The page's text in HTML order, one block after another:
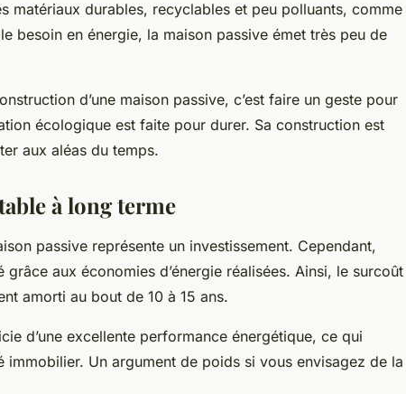
matériaux durables, recyclables et peu polluants, comme
besoin en énergie, la maison passive émet très peu de
d’une maison passive, c’est faire un geste pour
écologique est faite pour durer. Sa construction est
aux aléas du temps.
à long terme
passive représente un investissement. Cependant,
grâce aux économies d’énergie réalisées. Ainsi, le surcoût
amorti au bout de 10 à 15 ans.
d’une excellente performance énergétique, ce qui
immobilier. Un argument de poids si vous envisagez de la